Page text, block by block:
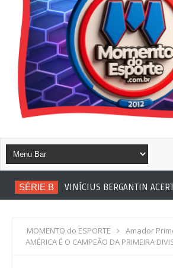
SÉRIE B VINÍCIUS BERGANTIN ACERTA
MOMENTO do ESPORTE
Amador
AMÉRICA É O CAMPEÃO DA PRIMEIRA